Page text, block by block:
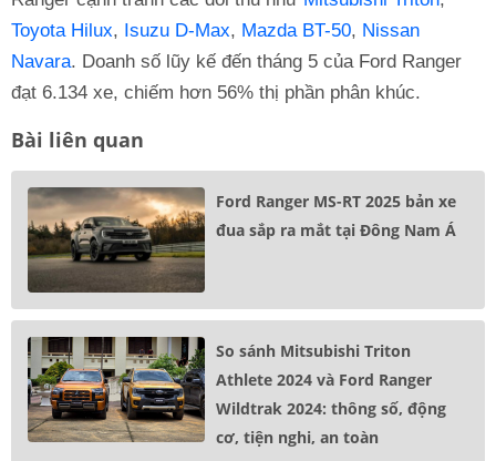
Toyota Hilux, Isuzu D-Max, Mazda BT-50, Nissan
Navara. Doanh số lũy kế đến tháng 5 của Ford Ranger
đạt 6.134 xe, chiếm hơn 56% thị phần phân khúc.
Bài liên quan
Ford Ranger MS-RT 2025 bản xe
đua sắp ra mắt tại Đông Nam Á
So sánh Mitsubishi Triton
Athlete 2024 và Ford Ranger
Wildtrak 2024: thông số, động
cơ, tiện nghi, an toàn